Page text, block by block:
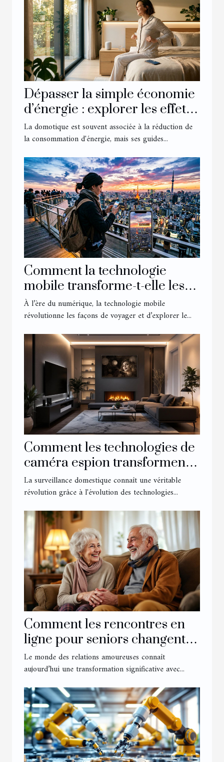
Dépasser la simple économie
d’énergie : explorer les effets
inattendus des guides
domotiques
La domotique est souvent associée à la réduction de
la consommation d'énergie, mais ses guides...
Comment la technologie
mobile transforme-t-elle les
expériences de voyage ?
À l’ère du numérique, la technologie mobile
révolutionne les façons de voyager et d’explorer le...
Comment les technologies de
caméra espion transforment
la surveillance domestique ?
La surveillance domestique connaît une véritable
révolution grâce à l'évolution des technologies...
Comment les rencontres en
ligne pour seniors changent-
elles les relations amoureuses
?
Le monde des relations amoureuses connaît
aujourd’hui une transformation significative avec...